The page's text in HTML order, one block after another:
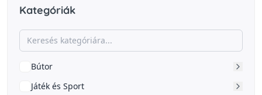
Kategóriák
Bútor
Játék és Sport